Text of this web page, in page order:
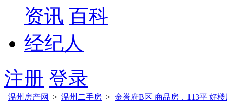
资讯 百科
经纪人
注册 登录
温州房产网 > 温州二手房 > 金誉府B区 商品房，113平 好